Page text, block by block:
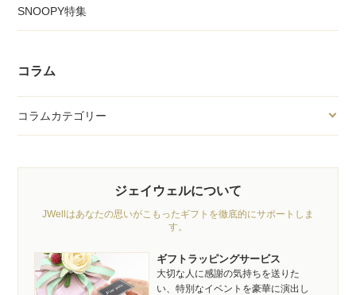
SNOOPY特集
コラム
コラムカテゴリー
ジェイウェルについて
JWellはあなたの思いがこもったギフトを徹底的にサポートしま
す。
ギフトラッピングサービス
大切な人に感謝の気持ちを送りた
い、特別なイベントを豪華に演出し